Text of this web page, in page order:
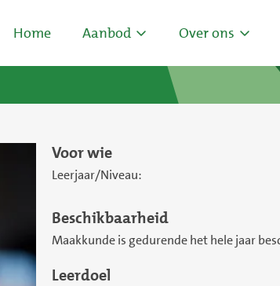
Home Aanbod Over ons
Voor wie
Leerjaar/Niveau:
Beschikbaarheid
Maakkunde is gedurende het hele jaar
Leerdoel